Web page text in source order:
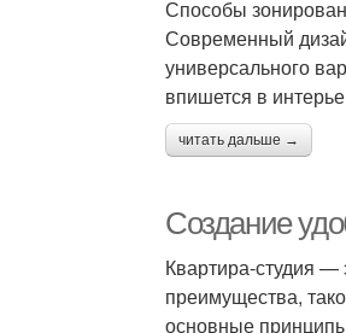
Способы
Современный
универсального
впишется в
читать дальше →
Создание
Квартира-студия
преимущества,
основные